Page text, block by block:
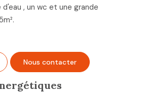
d'eau , un wc et une grande
Nous contacter